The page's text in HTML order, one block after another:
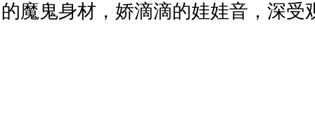
的魔鬼身材，娇滴滴的娃娃音，深受